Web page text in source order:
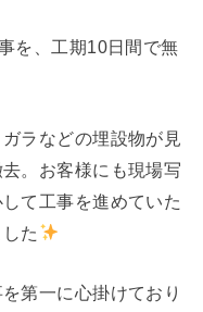
を、工期10日間で無
ラなどの埋設物が見
。お客様にも現場写
て工事を進めていた
た
第一に心掛けており